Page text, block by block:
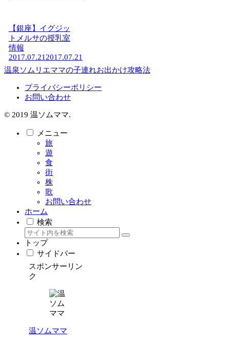
【銀座】イグジッ
トメルサの授乳室
情報
2017.07.212017.07.21
温泉ソムリエママの子連れお出かけ攻略法
プライバシーポリシー
お問い合わせ
© 2019 温ソムママ.
メニュー
旅
遊
食
街
株
歌
お問い合わせ
ホーム
検索
トップ
サイドバー
スポンサーリン
ク
温ソムママ